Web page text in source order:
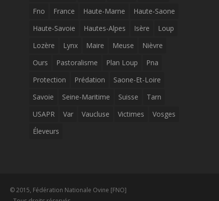
Fno
France Haute-Marne
Haute-Saone
Haute-Savoie
Hautes-Alpes Isère
Loup
Lozère
Lynx Maire Meuse
Nièvre
Ours
Pastoralisme Plan Loup
Pna
Protection
Prédation
Saone-Et-Loire
Savoie
Seine-Maritime Suisse
Tarn
USAPR
Var Vaucluse Victimes
Vosges
Éleveurs
© 2015, Fédération Nationale Ovine [FNO]